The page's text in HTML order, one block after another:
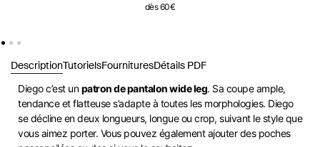
dès 60€
DescriptionTutorielsFournituresDétails PDF
Diego c’est unpatron de pantalon wide leg. Sa coupe ample,
tendance et flatteuse s’adapte à toutes les morphologies. Diego
se décline en deux longueurs, longue ou crop, suivant le style que
vous aimez porter. Vous pouvez également ajouter des poches